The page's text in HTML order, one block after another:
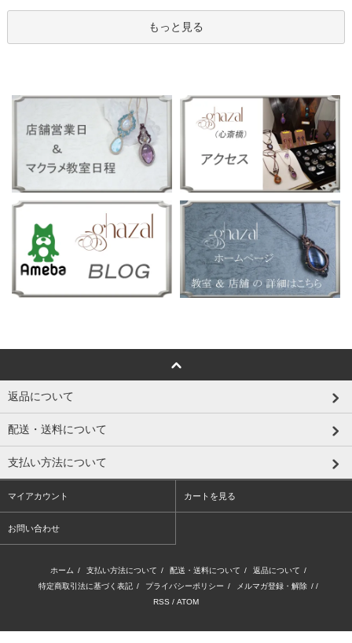
もっと見る
返品について
配送・送料について
支払い方法について
マイアカウント カートを見る
お問い合わせ
ホーム / 支払い方法について / 配送・送料について / 返品について /
特定商取引法に基づく表記 / プライバシーポリシー / メルマガ登録・解除 / /
RSS / ATOM